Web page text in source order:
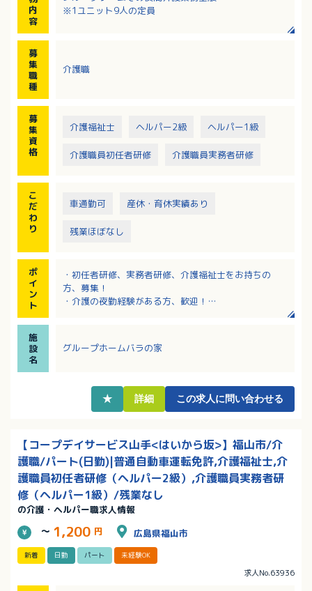
内
容
※1ユニット9人の定員
募
集
職
種
介護職
募
集
資
格
介護福祉士 ヘルパー2級 ヘルパー1級
介護職員初任者研修 介護職員実務者研修
こ
だ
わ
り
車通勤可 産休・育休実績あり
残業ほぼなし
ポ
イ
ン
ト
・初任者研修、実務者研修、介護福祉士をお持ちの
方、募集！
・介護の夜勤経験がある方、歓迎！
職場です！
施
設
名
グループホームバラの家
★ 詳細 この求人に問い合わせる
【コープデイサービス山手<はいから坂>】福山市/介
護職/パート(日勤)|普通自動車運転免許,介護福祉士,介
護職員初任者研修（ヘルパー2級）,介護職員実務者研
修（ヘルパー1級）/残業なし
の介護・ヘルパー職求人情報
～ 1,200 円 広島県福山市
新着 日勤 パート 未経験OK
求人No.63936